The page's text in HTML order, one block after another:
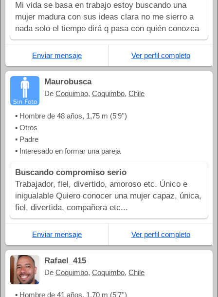
Mi vida se basa en trabajo estoy buscando una
mujer madura con sus ideas clara no me sierro a
nada solo el tiempo dirá q pasa con quién conozca
Enviar mensaje Ver perfil completo
Maurobusca
De Coquimbo, Coquimbo, Chile
▪ Hombre de 48 años, 1,75 m (5'9'')
▪ Otros
▪ Padre
▪ Interesado en formar una pareja
Buscando compromiso serio
Trabajador, fiel, divertido, amoroso etc. Único e
inigualable Quiero conocer una mujer capaz, única,
fiel, divertida, compañera etc...
Enviar mensaje Ver perfil completo
Rafael_415
De Coquimbo, Coquimbo, Chile
▪ Hombre de 41 años, 1,70 m (5'7'')